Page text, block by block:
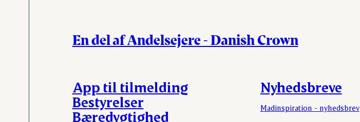
En del af Andelsejere - Danish Crown
Nyhedsbreve
Madinspiration - nyhedsbrev
App til tilmelding
Bestyrelser
Bæredygtighed